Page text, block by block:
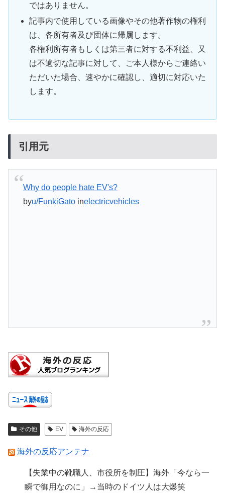
ではありません。
記事内で使用している画像やその他著作物の権利
は、各所有者及び団体に帰属します。
各権利所有者もしくは第三者に対する不利益、又
は不適切な記事に対して、ご本人様からご連絡い
ただいた場合、速やかに確認し、適切に対応いた
します。
引用元
Why do people hate EV's?
byu/FunkiGatoinelectricvehicles
その他 EV 海外の反応
海外の反応アンテナ
【失業中の靴職人、市役所を制圧】海外「今なら一
瞬で御用なのに」→当時のドイツ人は大爆笑